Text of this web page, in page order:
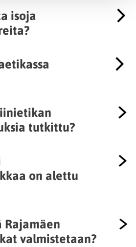
isoja
tutkittu?
on alettu
valmistetaan?